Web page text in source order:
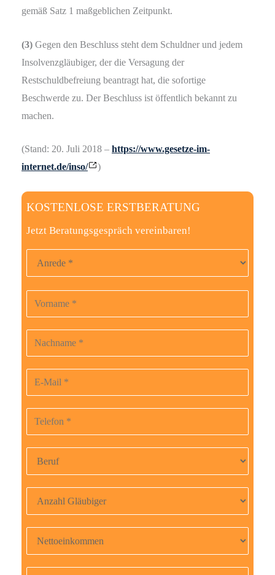
gemäß Satz 1 maßgeblichen Zeitpunkt.
(3) Gegen den Beschluss steht dem Schuldner und jedem
Insolvenzgläubiger, der die Versagung der
Restschuldbefreiung beantragt hat, die sofortige
Beschwerde zu. Der Beschluss ist öffentlich bekannt zu
machen.
(Stand: 20. Juli 2018 – https://www.gesetze-im-
internet.de/inso/
)
KOSTENLOSE ERSTBERATUNG
Jetzt Beratungsgespräch vereinbaren!
Anrede
B
t
a
s
i
Vorname
Nachname
E-Mail-Adresse
Telefonnummer
Beruf
Anzahl Gläubiger
Nettoeinkommen
Gesamtschulden